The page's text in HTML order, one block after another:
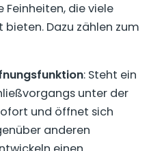
Feinheiten, die viele
Dazu zählen zum
: Steht ein
unter der
und öffnet sich
anderen